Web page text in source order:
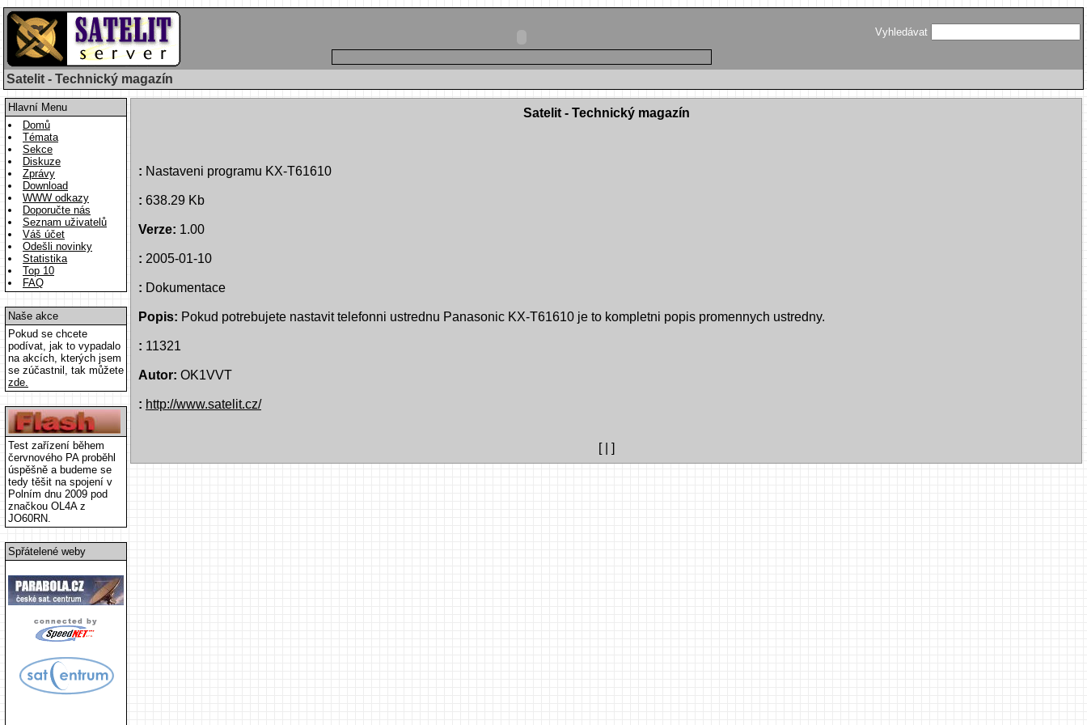
Vyhledávat
Satelit - Technický magazín
Hlavní Menu
Domů
Témata
Sekce
Diskuze
Zprávy
Download
WWW odkazy
Doporučte nás
Seznam uživatelů
Váš účet
Odešli novinky
Statistika
Top 10
FAQ
Naše akce
Pokud se chcete
podívat, jak to vypadalo
na akcích, kterých jsem
se zúčastnil, tak můžete
zde.
Test zařízení během
červnového PA proběhl
úspěšně a budeme se
tedy těšit na spojení v
Polním dnu 2009 pod
značkou OL4A z
JO60RN.
Spřátelené weby
Satelit - Technický magazín
: Nastaveni programu KX-T61610
: 638.29 Kb
Verze: 1.00
: 2005-01-10
: Dokumentace
Popis: Pokud potrebujete nastavit telefonni ustrednu Panasonic KX-T61610 je to kompletni popis promennych ustredny.
: 11321
Autor: OK1VVT
: http://www.satelit.cz/
[ ]